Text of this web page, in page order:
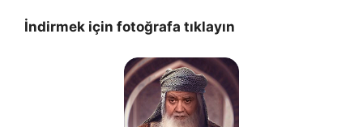
İndirmek için fotoğrafa tıklayın